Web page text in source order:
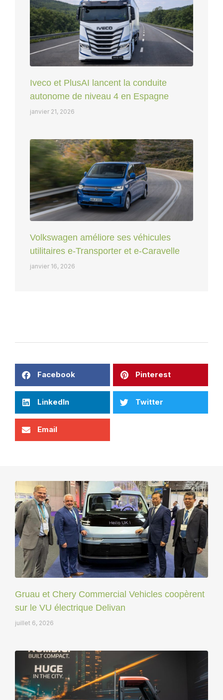
Iveco et PlusAI lancent la conduite
autonome de niveau 4 en Espagne
janvier 21, 2026
Volkswagen améliore ses véhicules
utilitaires e-Transporter et e-Caravelle
janvier 16, 2026
Facebook Pinterest
LinkedIn Twitter
Email
Gruau et Chery Commercial Vehicles coopèrent
sur le VU électrique Delivan
juillet 6, 2026